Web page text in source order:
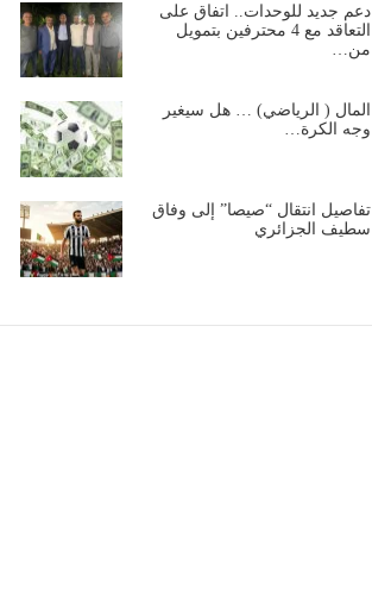
دعم جديد للوحدات.. اتفاق على
التعاقد مع 4 محترفين بتمويل
من…
المال ( الرياضي) … هل سيغير
وجه الكرة…
تفاصيل انتقال “صيصا” إلى وفاق
سطيف الجزائري